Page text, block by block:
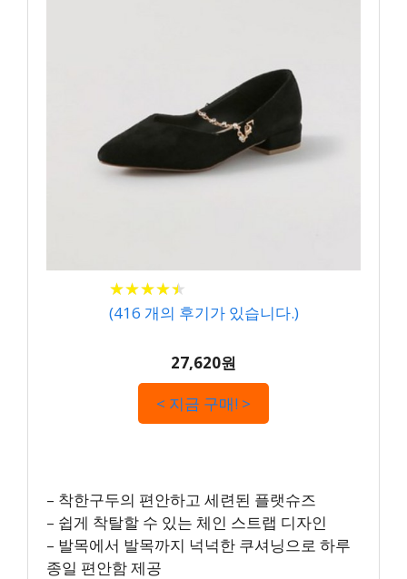
★★★★★
★★★★★
(416 개의 후기가 있습니다.)
27,620원
< 지금 구매! >
– 착한구두의 편안하고 세련된 플랫슈즈
– 쉽게 착탈할 수 있는 체인 스트랩 디자인
– 발목에서 발목까지 넉넉한 쿠셔닝으로 하루
종일 편안함 제공